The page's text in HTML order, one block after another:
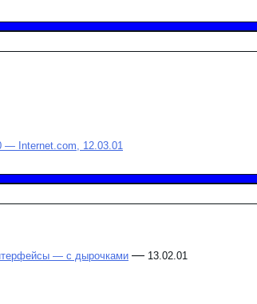
— Internet.com, 12.03.01